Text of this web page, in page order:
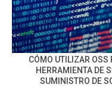
CÓMO UTILIZAR OSS
HERRAMIENTA DE
SUMINISTRO DE